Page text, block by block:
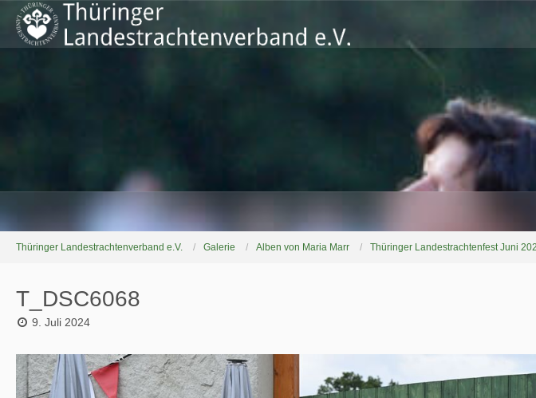
Thüringer Landestrachtenverband e.V. Galerie Alben von Maria Marr Thüringer Landestrachtenfest Juni
T_DSC6068
9. Juli 2024